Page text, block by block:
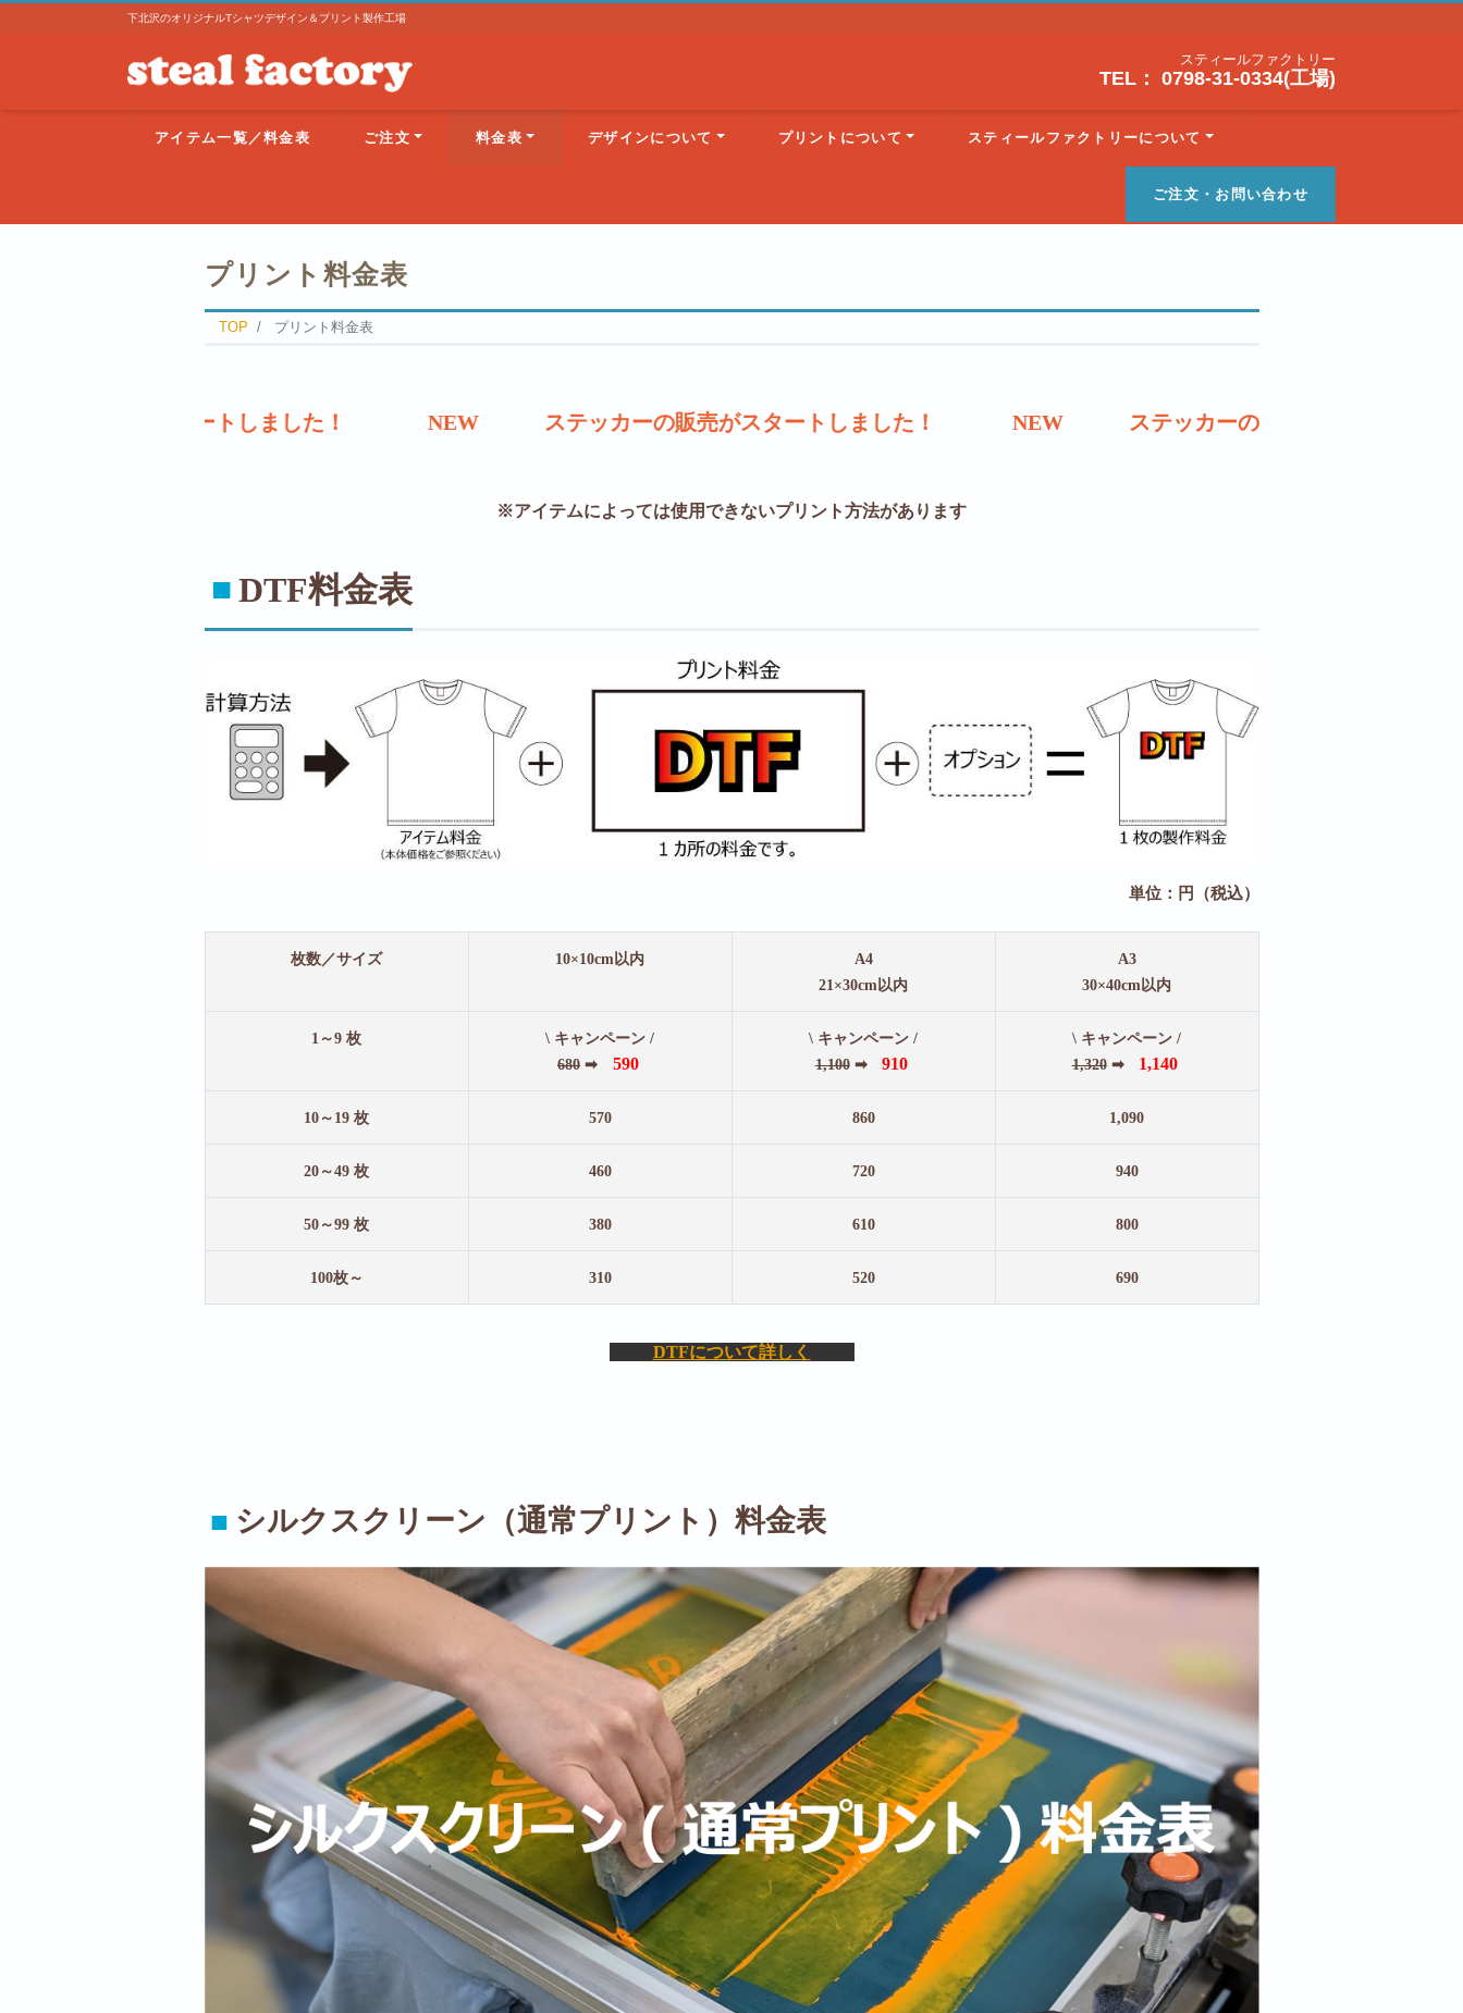
下北沢のオリジナルTシャツデザイン＆プリント製作工場
スティールファクトリー
TEL： 0798-31-0334(工場)
アイテム一覧／料金表 ご注文 料金表 デザインについて プリントについて スティールファクトリーについて
ご注文・お問い合わせ
プリント料金表
TOP プリント料金表
売がスタートしました！ NEW ステッカーの販売がスタートしました！ NEW ステッカーの販売がスタートしま
※アイテムによっては使用できないプリント方法があります
■ DTF料金表
単位：円（税込）
枚数／サイズ 10×10cm以内
A4
21×30cm以内
A3
30×40cm以内
1～9 枚
\ キャンペーン /
680 ➡ 590
\ キャンペーン /
1,100➡ 910
\ キャンペーン /
1,320➡ 1,140
10～19 枚 570 860 1,090
20～49 枚 460 720 940
50～99 枚 380 610 800
100枚～ 310 520 690
DTFについて詳しく
■ シルクスクリーン（通常プリント）料金表